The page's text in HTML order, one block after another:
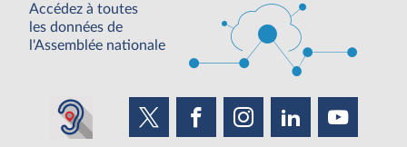
Accédez à toutes
les données de
l'Assemblée nationale